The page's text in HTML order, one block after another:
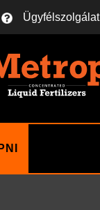
Ügyfélszolgálat